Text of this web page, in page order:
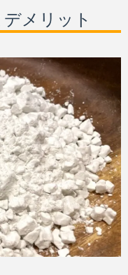
メリット